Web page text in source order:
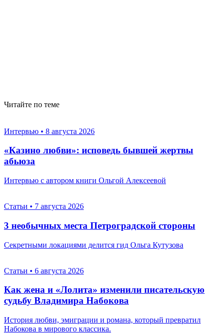
Читайте по теме
Интервью • 8 августа 2026
«Казино любви»: исповедь бывшей жертвы
абьюза
Интервью с автором книги Ольгой Алексеевой
Статьи • 7 августа 2026
3 необычных места Петроградской стороны
Секретными локациями делится гид Ольга Кутузова
Статьи • 6 августа 2026
Как жена и «Лолита» изменили писательскую
судьбу Владимира Набокова
История любви, эмиграции и романа, который превратил
Набокова в мирового классика.